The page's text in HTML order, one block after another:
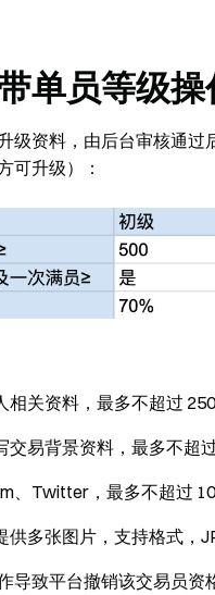
单员等级操
级资料，由后台审核通
可升级）：
关资料，最多不超过 250
易背景资料，最多不超过
、Twitter，最多不超过
多张图片，支持格式，
导致平台撤销该交易员